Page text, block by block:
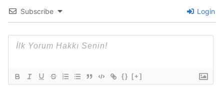
Subscribe Login
{} [+]